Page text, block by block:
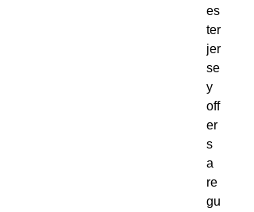
es
ter
jer
se
y
off
er
s
a
re
gu